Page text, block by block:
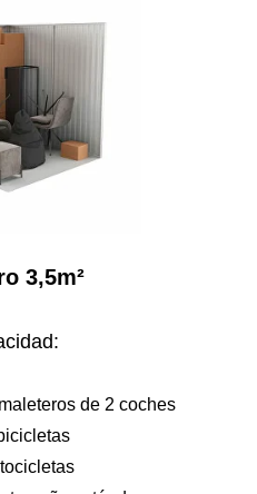
3,5m²
de 2 coches